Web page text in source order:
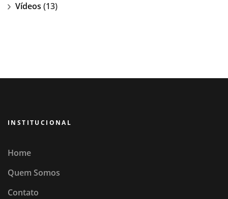
Vídeos (13)
INSTITUCIONAL
Home
Quem Somos
Contato